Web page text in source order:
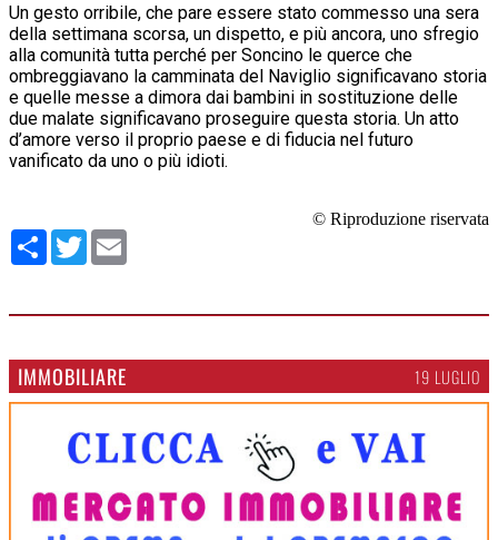
Un gesto orribile, che pare essere stato commesso una sera
della settimana scorsa, un dispetto, e più ancora, uno sfregio
alla comunità tutta perché per Soncino le querce che
ombreggiavano la camminata del Naviglio significavano storia
e quelle messe a dimora dai bambini in sostituzione delle
due malate significavano proseguire questa storia. Un atto
d’amore verso il proprio paese e di fiducia nel futuro
vanificato da uno o più idioti.
© Riproduzione riservata
Condividi
Twitter
IMMOBILIARE 19 LUGLIO